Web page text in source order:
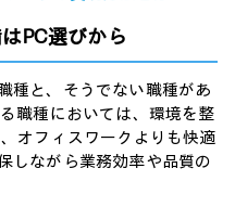
PC選びから
種と、そうでない職種があ
職種においては、環境を整
オフィスワークよりも快適
しながら業務効率や品質の